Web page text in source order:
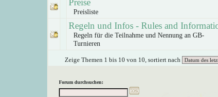
Preise
Preisliste
Regeln und Infos - Rules and
Regeln für die Teilnahme und Nennung an GB-
Turnieren
Zeige Themen 1 bis 10 von 10, sortiert nach
Forum durchsuchen: